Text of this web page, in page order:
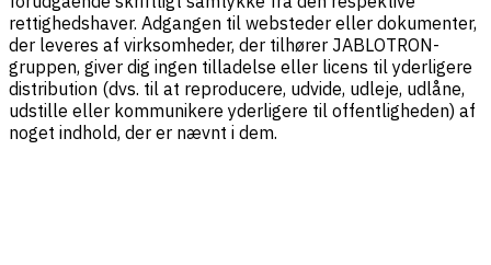
rettighedshaver. Adgangen til websteder eller dokumenter,
der leveres af virksomheder, der tilhører JABLOTRON-
gruppen, giver dig ingen tilladelse eller licens til yderligere
distribution (dvs. til at reproducere, udvide, udleje, udlåne,
udstille eller kommunikere yderligere til offentligheden) af
noget indhold, der er nævnt i dem.